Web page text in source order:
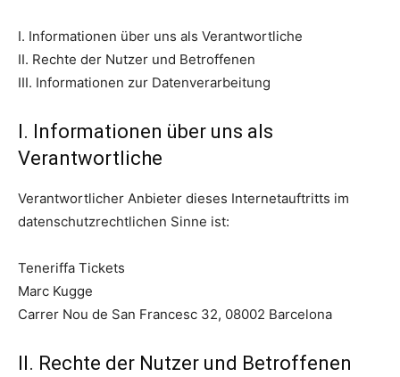
I. Informationen über uns als Verantwortliche
II. Rechte der Nutzer und Betroffenen
III. Informationen zur Datenverarbeitung
I. Informationen über uns als
Verantwortliche
Verantwortlicher Anbieter dieses Internetauftritts im
datenschutzrechtlichen Sinne ist:
Teneriffa Tickets
Marc Kugge
Carrer Nou de San Francesc 32, 08002 Barcelona
II. Rechte der Nutzer und Betroffenen